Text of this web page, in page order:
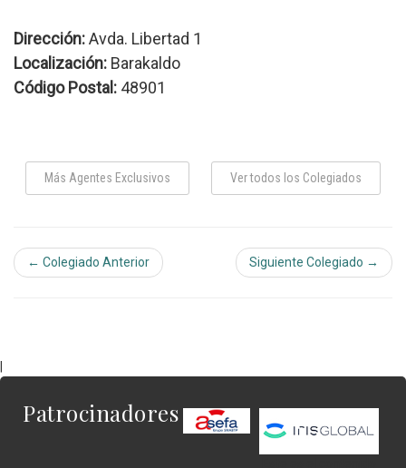
Dirección:Avda. Libertad 1
Localización: Barakaldo
Código Postal: 48901
Más Agentes Exclusivos Ver todos los Colegiados
← Colegiado Anterior Siguiente Colegiado →
Patrocinadores